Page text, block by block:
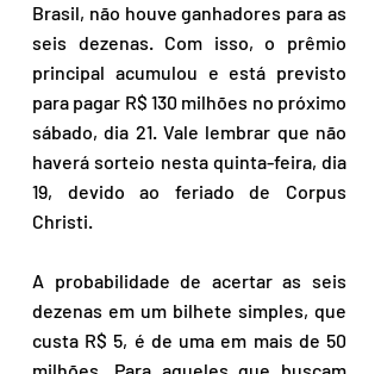
Brasil, não houve ganhadores para as
seis dezenas. Com isso, o prêmio
principal acumulou e está previsto
para pagar R$ 130 milhões no próximo
sábado, dia 21. Vale lembrar que não
haverá sorteio nesta quinta-feira, dia
19, devido ao feriado de Corpus
Christi.
A probabilidade de acertar as seis
dezenas em um bilhete simples, que
custa R$ 5, é de uma em mais de 50